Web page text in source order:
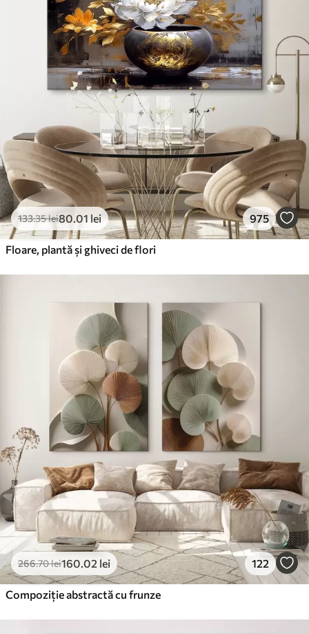
133.35lei80.01 lei 975
Floare, plantă și ghiveci de flori
266.70lei160.02 lei 122
Compoziție abstractă cu frunze